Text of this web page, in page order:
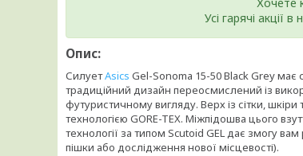
Усі гарячі акції
Опис:
СилуетAsics Gel-Sonoma 15-50 Black Grey має
традиційний дизайн переосмислений із
футуристичному вигляду. Верх із сітки,
технологією GORE-TEX. Міжпідошва цього
технології за типом Scutoid GEL дає змогу
пішки або дослідження нової місцевості).